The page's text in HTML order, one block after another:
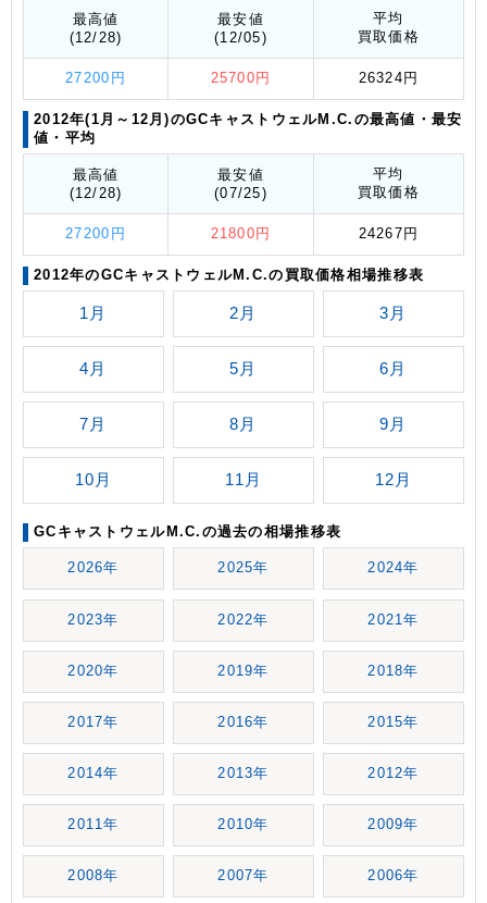
最高値
(12/28)
最安値
(12/05)
平均
買取価格
27200円 25700円 26324円
2012年(1月～12月)のGCキャストウェルM.C.の最高値 ・最安
値 ・平均
最高値
(12/28)
最安値
(07/25)
平均
買取価格
27200円 21800円 24267円
2012年のGCキャストウェルM.C.の買取価格相場推移表
1月 2月 3月
4月 5月 6月
7月 8月 9月
10月 11月 12月
GCキャストウェルM.C.の過去の相場推移表
2026年 2025年 2024年
2023年 2022年 2021年
2020年 2019年 2018年
2017年 2016年 2015年
2014年 2013年 2012年
2011年 2010年 2009年
2008年 2007年 2006年